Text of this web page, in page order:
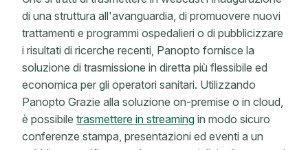
di una struttura all'avanguardia, di promuovere nuovi
trattamenti e programmi ospedalieri o di pubblicizzare
i risultati di ricerche recenti, Panopto fornisce la
soluzione di trasmissione in diretta più flessibile ed
economica per gli operatori sanitari. Utilizzando
Panopto Grazie alla soluzione on-premise o in cloud,
è possibile trasmettere in streaming in modo sicuro
conferenze stampa, presentazioni ed eventi a un